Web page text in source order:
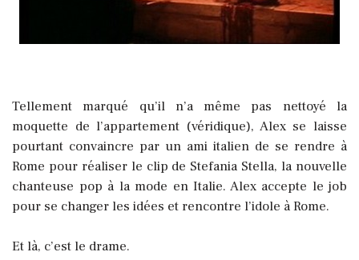
Tellement marqué qu’il n’a même pas nettoyé la
moquette de l’appartement (véridique), Alex se laisse
pourtant convaincre par un ami italien de se rendre à
Rome pour réaliser le clip de Stefania Stella, la nouvelle
chanteuse pop à la mode en Italie. Alex accepte le job
pour se changer les idées et rencontre l’idole à Rome.
Et là, c’est le drame.